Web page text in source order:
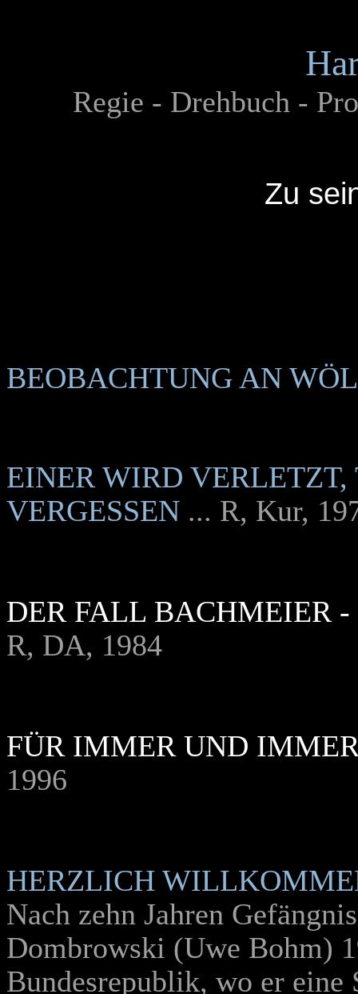
Regie - Drehbuch -
Zu
BEOBACHTUNG AN
EINER WIRD
VERGESSEN ... R, Kur,
DER FALL BACHMEIER
R, DA, 1984
FÜR IMMER UND
1996
HERZLICH
Nach zehn Jahren
Dombrowski (Uwe Bohm)
Bundesrepublik, wo er